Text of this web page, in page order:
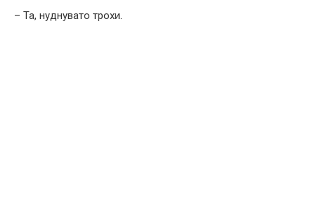
– Та, нуднувато трохи.